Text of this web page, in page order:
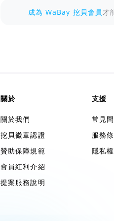
成為 WaBay 挖貝會員才
關於
關於我們
挖貝徽章認證
贊助保障規範
會員紅利介紹
提案服務說明
支援
常見
服務
隱私